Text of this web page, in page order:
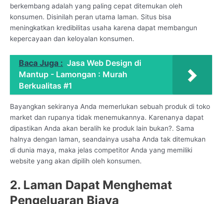
berkembang adalah yang paling cepat ditemukan oleh
konsumen. Disinilah peran utama laman. Situs bisa
meningkatkan kredibilitas usaha karena dapat membangun
kepercayaan dan keloyalan konsumen.
Baca Juga : Jasa Web Design di
Mantup - Lamongan : Murah
Berkualitas #1
Bayangkan sekiranya Anda memerlukan sebuah produk di toko
market dan rupanya tidak menemukannya. Karenanya dapat
dipastikan Anda akan beralih ke produk lain bukan?. Sama
halnya dengan laman, seandainya usaha Anda tak ditemukan
di dunia maya, maka jelas competitor Anda yang memiliki
website yang akan dipilih oleh konsumen.
2. Laman Dapat Menghemat
Pengeluaran Biaya